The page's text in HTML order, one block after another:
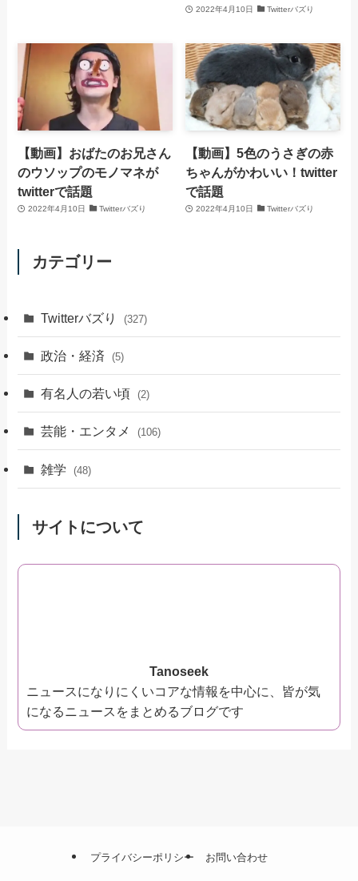
2022年4月10日 Twitterバズり
【動画】おばたのお兄さん
のウソップのモノマネが
twitterで話題
2022年4月10日 Twitterバズり
【動画】5色のうさぎの赤
ちゃんがかわいい！twitter
で話題
2022年4月10日 Twitterバズり
カテゴリー
Twitterバズり (327)
政治・経済 (5)
有名人の若い頃 (2)
芸能・エンタメ (106)
雑学 (48)
サイトについて
Tanoseek
ニュースになりにくいコアな情報を中心に、皆が気
になるニュースをまとめるブログです
プライバシーポリシー お問い合わせ